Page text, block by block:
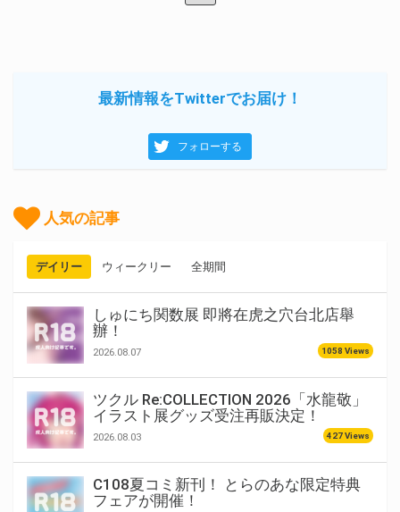
最新情報をTwitterでお届け！
フォローする
人気の記事
デイリー ウィークリー 全期間
しゅにち関数展 即將在虎之穴台北店舉
辦！
2026.08.07 1058 Views
ツクル Re:COLLECTION 2026「水龍敬」
イラスト展グッズ受注再販決定！
2026.08.03 427 Views
C108夏コミ新刊！ とらのあな限定特典
フェアが開催！